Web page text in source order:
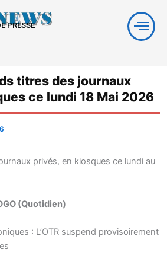
PRESSE
titres des journaux
ce lundi 18 Mai 2026
privés, en kiosques ce lundi au
(Quotidien)
: L’OTR suspend provisoirement